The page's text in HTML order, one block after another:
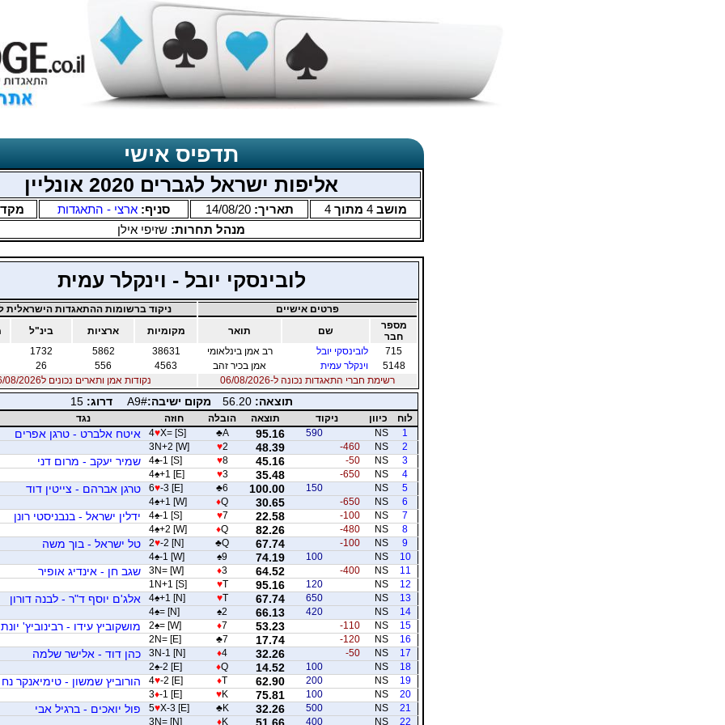
תדפיס אישי
אליפות ישראל לגברים 2020 אונליין
מושב4 מתוך4 תאריך:14/08/20 סניף: ארצי - התאגדות
מנהל תחרות: שזיפי אילן
לובינסקי יובל - וינקלר עמית
פרטים אישיים
ניקוד ברשומות ההתאגדות הישראלית
מספר
חבר
שם תואר מקומיות ארציות בינ"ל
715
לובינסקי יובל רב אמן בינלאומי 38631
5862
1732
5148
וינקלר עמית אמן בכיר זהב 4563
556
26
רשימת חברי התאגדות נכונה ל-06/08/2026
נקודות אמן ותארים נכונים ל06/08/2026
תוצאה:56.20 מקום ישיבה:A9# דרוג:15
לוח כיוון ניקוד תוצאה הובלה חוזה
נגד
1
NS
590
95.16
♣A
4♥X= [S] איטח אלברט - טרגן אפרים
2
NS
-460
48.39
♥2
3N+2 [W]
3
NS
-50
45.16
♥8
4♠-1 [S] שמיר יעקב - מרום דני
4
NS
-650
35.48
♥3
4♠+1 [E]
5
NS
150
100.00
♣6
6♥-3 [E] טרגן אברהם - צייטין דוד
6
NS
-650
30.65
♦Q
4♠+1 [W]
7
NS
-100
22.58
♥7
4♠-1 [S] ידלין ישראל - בנבניסטי רונן
8
NS
-480
82.26
♦Q
4♠+2 [W]
9
NS
-100
67.74
♣Q
2♥-2 [N] טל ישראל - בוך משה
10
NS
100
74.19
♠9
4♠-1 [W]
11
NS
-400
64.52
♦3
3N= [W] שגב חן - אינדיג אופיר
12
NS
120
95.16
♥T
1N+1 [S]
13
NS
650
67.74
♥T
4♠+1 [N] אלג'ם יוסף ד"ר - לבנה דורון
14
NS
420
66.13
♠2
4♠= [N]
15
NS
-110
53.23
♦7
2♠= [W] מושקוביץ עידו - רבינוביץ'
16
NS
-120
17.74
♣7
2N= [E]
17
NS
-50
32.26
♦4
3N-1 [N] כהן דוד - אלישר שלמה
18
NS
100
14.52
♦Q
2♠-2 [E]
19
NS
200
62.90
♦T
4♥-2 [E] הורוביץ שמשון - טימיאנקר נח
20
NS
100
75.81
♥K
3♦-1 [E]
21
NS
500
32.26
♣K
5♥X-3 [E] פול יואכים - ברגיל אבי
22
NS
400
51.66
♦K
3N= [N]